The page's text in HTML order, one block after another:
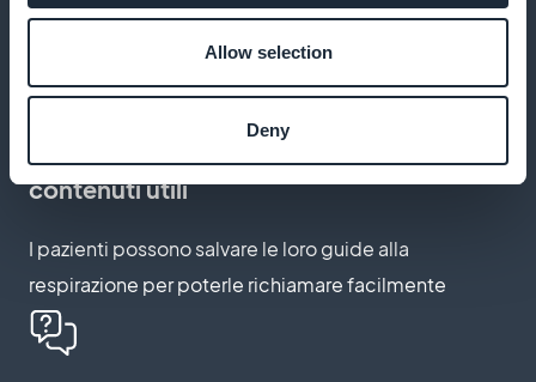
Allow selection
Deny
esercizi di respirazione
contenuti utili
I pazienti possono salvare le loro guide alla
respirazione per poterle richiamare facilmente